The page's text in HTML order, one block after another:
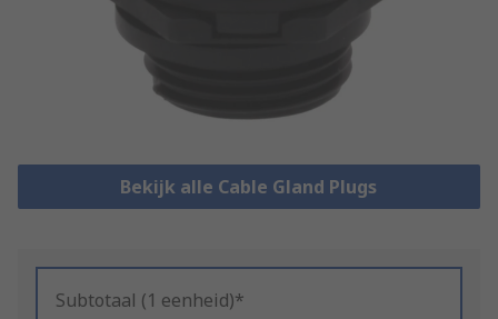
Bekijk alle Cable Gland Plugs
Subtotaal (1 eenheid)*